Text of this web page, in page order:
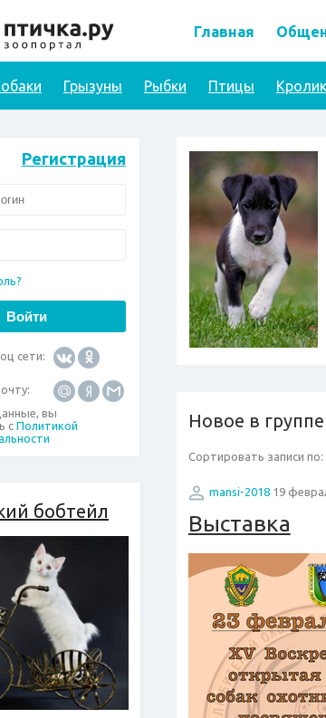
Главная
Грызуны Рыбки Птицы
Регистрация
сети:
вы
с Политикой
бобтейл
Новое в
Сортировать записи по:
mansi-201819
Выставка